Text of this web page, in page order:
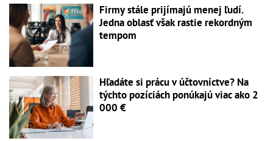
Firmy stále prijímajú menej ľudí.
Jedna oblasť však rastie rekordným
tempom
Hľadáte si prácu v účtovníctve? Na
týchto pozíciách ponúkajú viac ako 2
000 €